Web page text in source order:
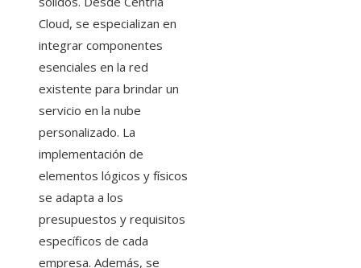
Cloud, se especializan en
integrar componentes
esenciales en la red
existente para brindar un
servicio en la nube
personalizado. La
implementación de
elementos lógicos y físicos
se adapta a los
presupuestos y requisitos
específicos de cada
empresa. Además, se